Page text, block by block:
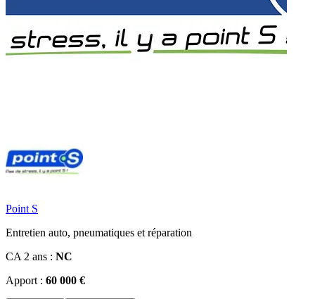
Point S
Entretien auto, pneumatiques et réparation
CA 2 ans : NC
Apport : 60 000 €